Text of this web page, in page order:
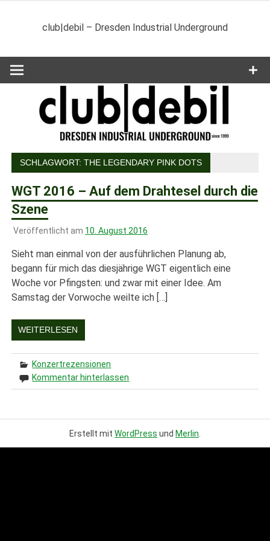
club|debil – Dresden Industrial Underground
SCHLAGWORT:THE LEGENDARY PINK DOTS
WGT 2016 – Auf dem Drahtesel durch die
Szene
Veröffentlicht am 10. August 2016
Sieht man einmal von der ausführlichen Planung ab,
begann für mich das diesjährige WGT eigentlich eine
Woche vor Pfingsten: und zwar mit einer Idee. Am
Samstag der Vorwoche weilte ich […]
WEITERLESEN
Konzertrezensionen
Kommentar hinterlassen
Erstellt mit WordPress und Merlin